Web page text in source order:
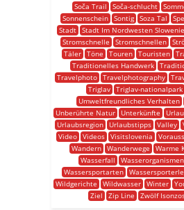
Soča Trail Soča-schlucht
Sonnenschein Sontig Soza Tal
Stadt Stadt Im Nordwesten
Stromschnelle
Stromschnellen
Täler
Töne Touren Touristen
Traditionelles Handwerk
Travelphoto
Travelphotography
Triglav Triglav-nationalpark
Umweltfreundliches Verhalten
Unberührte Natur
Unterkünfte
Urlaubsregion
Urlaubstipps Valley
Video
Videos Visitslovenia
Wandern Wanderwege Warme
Wasserfall
Wasserorganismen
Wassersportarten
Wildgerichte
Wildwasser Winter
Ziel
Zip Line Zwölf